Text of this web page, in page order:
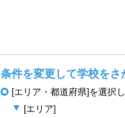
条件を変更して学校をさ
[エリア・都道府県]を選択
[エリア]